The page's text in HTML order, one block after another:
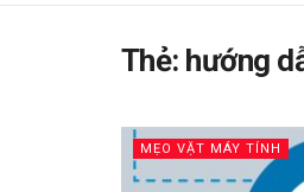
Thẻ: hướng
MẸO VẶT MÁY TÍNH